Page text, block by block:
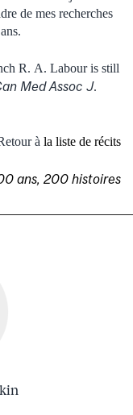
de mes recherches
R. A. Labour is still
Med Assoc J.
à la liste de récits
ans, 200 histoires